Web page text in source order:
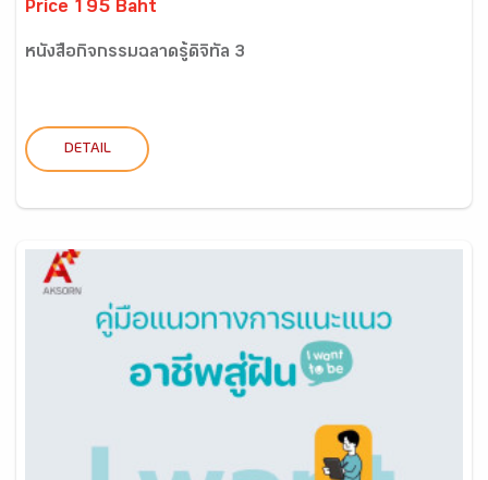
Price 195 Baht
หนังสือกิจกรรมฉลาดรู้ดิจิทัล 3
DETAIL